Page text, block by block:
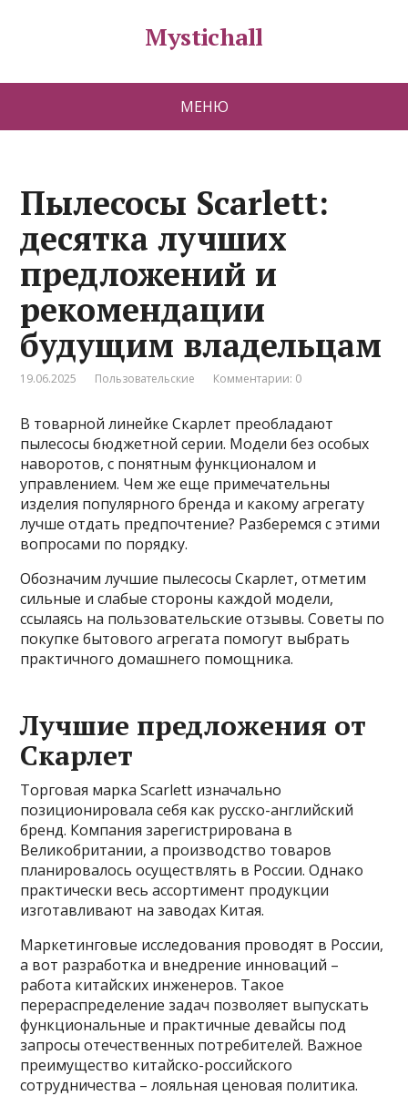
Mystichall
МЕНЮ
Пылесосы Scarlett:
десятка лучших
предложений и
рекомендации
будущим владельцам
19.06.2025 Пользовательские Комментарии: 0
В товарной линейке Скарлет преобладают
пылесосы бюджетной серии. Модели без особых
наворотов, с понятным функционалом и
управлением. Чем же еще примечательны
изделия популярного бренда и какому агрегату
лучше отдать предпочтение? Разберемся с этими
вопросами по порядку.
Обозначим лучшие пылесосы Скарлет, отметим
сильные и слабые стороны каждой модели,
ссылаясь на пользовательские отзывы. Советы по
покупке бытового агрегата помогут выбрать
практичного домашнего помощника.
Лучшие предложения от
Скарлет
Торговая марка Scarlett изначально
позиционировала себя как русско-английский
бренд. Компания зарегистрирована в
Великобритании, а производство товаров
планировалось осуществлять в России. Однако
практически весь ассортимент продукции
изготавливают на заводах Китая.
Маркетинговые исследования проводят в России,
а вот разработка и внедрение инноваций –
работа китайских инженеров. Такое
перераспределение задач позволяет выпускать
функциональные и практичные девайсы под
запросы отечественных потребителей. Важное
преимущество китайско-российского
сотрудничества – лояльная ценовая политика.